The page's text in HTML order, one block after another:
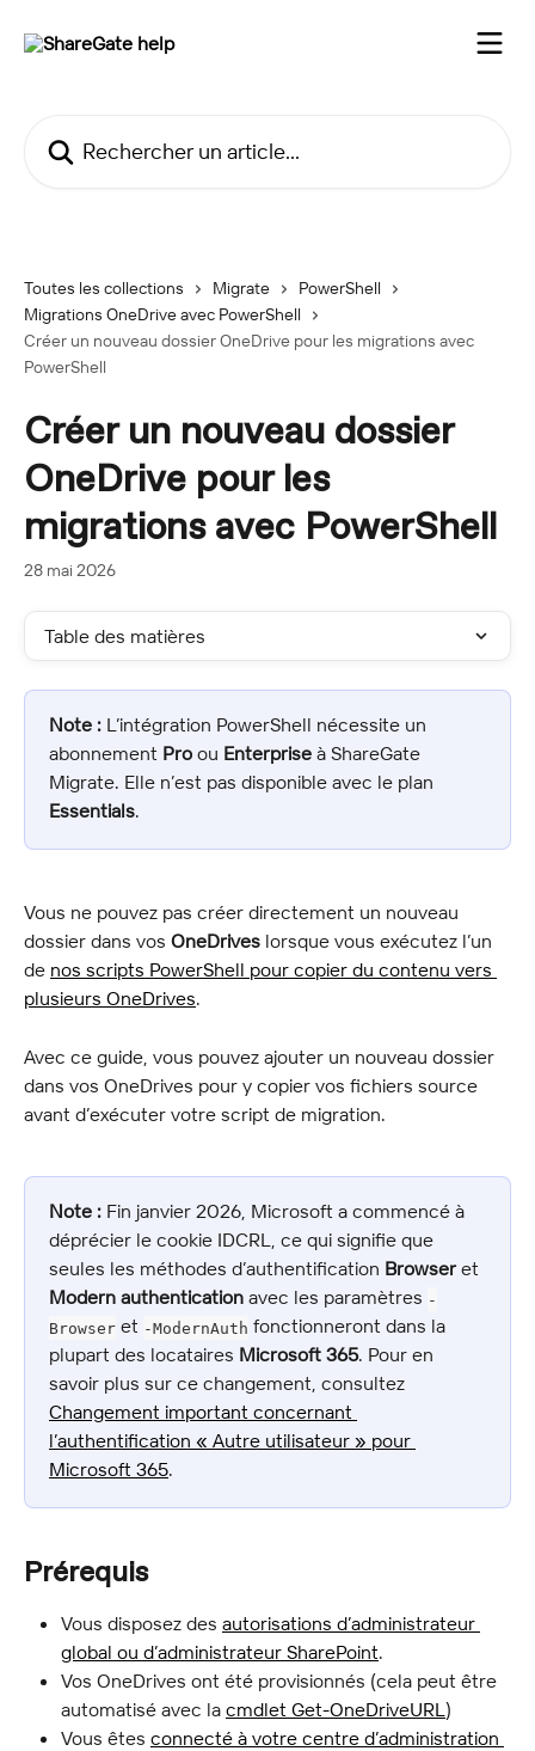
Toutes les collections Migrate
PowerShell
Migrations OneDrive avec PowerShell
Créer un nouveau dossier OneDrive pour les migrations avec
PowerShell
Créer un nouveau dossier
OneDrive pour les
migrations avec PowerShell
28 mai 2026
Table des matières
Note : L’intégration PowerShell nécessite un
abonnement Pro ou Enterprise à ShareGate
Migrate. Elle n’est pas disponible avec le plan
Essentials.
Vous ne pouvez pas créer directement un nouveau
dossier dans vos OneDrives lorsque vous exécutez l’un
de nos scripts PowerShell pour copier du contenu vers
plusieurs OneDrives.
Avec ce guide, vous pouvez ajouter un nouveau dossier
dans vos OneDrives pour y copier vos fichiers source
avant d’exécuter votre script de migration.
Note : Fin janvier 2026, Microsoft a commencé à
déprécier le cookie IDCRL, ce qui signifie que
seules les méthodes d’authentification Browser et
Modern authentication avec les paramètres -
Browser et -ModernAuth fonctionneront dans la
plupart des locataires Microsoft 365. Pour en
savoir plus sur ce changement, consultez
Changement important concernant
l’authentification « Autre utilisateur » pour
Microsoft 365.
Prérequis
Vous disposez des autorisations d’administrateur
global ou d’administrateur SharePoint.
Vos OneDrives ont été provisionnés (cela peut être
automatisé avec la cmdlet Get-OneDriveURL )
Vous êtes connecté à votre centre d’administration